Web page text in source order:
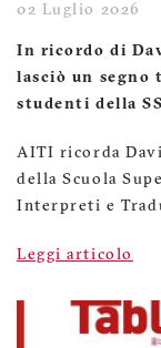
02 Luglio 2026
In ricordo di
lasciò un segno
studenti della
AITI ricorda
della Scuola
Interpreti e
Leggi articolo